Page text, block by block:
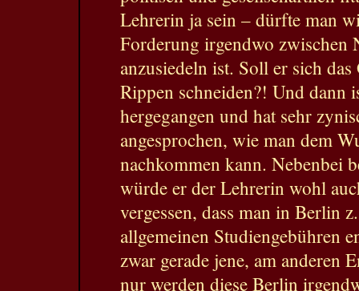
Lehrerin ja sein – dürfte man
Forderung irgendwo zwischen
anzusiedeln ist. Soll er sich
Rippen schneiden?! Und dann
hergegangen und hat sehr
angesprochen, wie man dem
nachkommen kann. Nebenbei
würde er der Lehrerin wohl
vergessen, dass man in Berlin
allgemeinen Studiengebühren
zwar gerade jene, am anderen
nur werden diese Berlin